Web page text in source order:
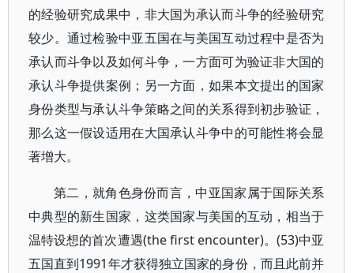
的经验研究成果中，非大国为承认而斗争的经验研究
较少。通过检验中亚五国在与美国互动过程中是否为
承认而斗争以及如何斗争，一方面可为验证非大国的
承认斗争提供案例；另一方面，如果本文提出的国家
身份类型与承认斗争策略之间的关系得到初步验证，
那么这一假设适用在大国承认斗争中的可能性将会显
著增大。
第二，就角色身份而言，中亚国家属于国际关系
中典型的新生国家，这类国家与美国的互动，相当于
温特设想的首次遭遇(the first encounter)。(53)中亚
五国直到1991年才获得独立国家的身份，而且此前并